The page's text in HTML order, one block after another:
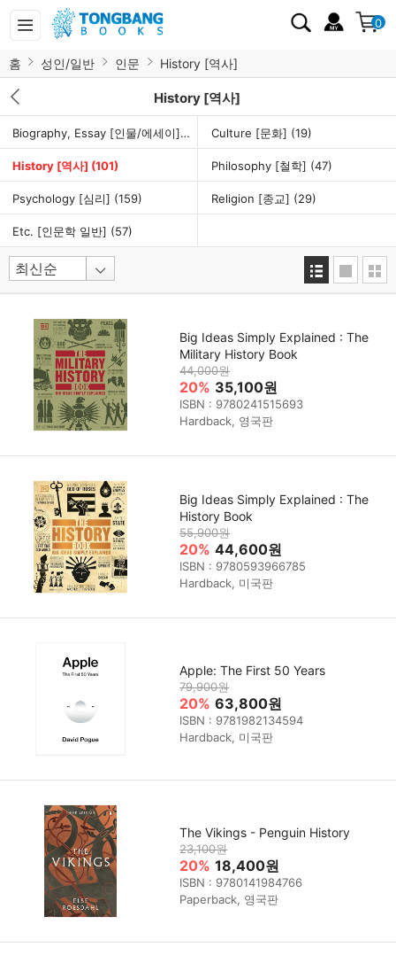
0
홈 성인/일반 인문 History [역사]
History [역사]
Biography, Essay [인물/에세이](230)Culture [문화] (19)
History [역사] (101) Philosophy [철학] (47)
Psychology [심리] (159) Religion [종교] (29)
Etc. [인문학 일반] (57)
Big Ideas Simply Explained : The
Military History Book
44,000원
20% 35,100원
ISBN : 9780241515693
Hardback, 영국판
Big Ideas Simply Explained : The
History Book
55,900원
20% 44,600원
ISBN : 9780593966785
Hardback, 미국판
Apple: The First 50 Years
79,900원
20% 63,800원
ISBN : 9781982134594
Hardback, 미국판
The Vikings - Penguin History
23,100원
20% 18,400원
ISBN : 9780141984766
Paperback, 영국판